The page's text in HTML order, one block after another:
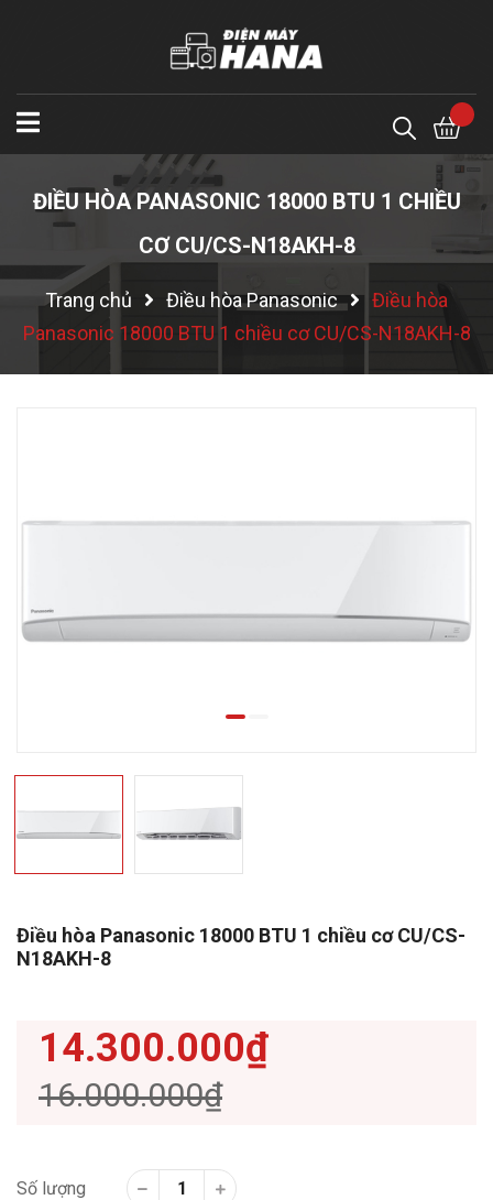
ĐIỀU HÒA PANASONIC 18000 BTU 1 CHIỀU
CƠ CU/CS-N18AKH-8
Trang chủ Điều hòa Panasonic
Điều hòa
Panasonic 18000 BTU 1 chiều cơ CU/CS-N18AKH-8
Điều hòa Panasonic 18000 BTU 1 chiều cơ CU/CS-
N18AKH-8
14.300.000₫
16.000.000₫
Số lượng